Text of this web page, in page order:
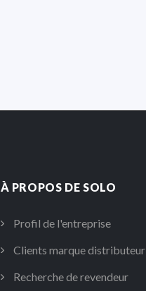
À PROPOS DE SOLO
Profil de l'entreprise
Clients marque distributeur
Recherche de revendeur